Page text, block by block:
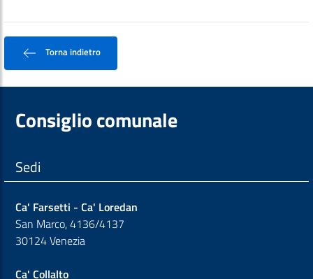
Torna indietro
Consiglio comunale
Sedi
Ca' Farsetti - Ca' Loredan
San Marco, 4136/4137
30124 Venezia
Ca' Collalto